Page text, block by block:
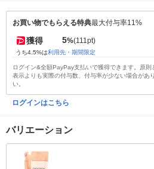
お買い物でもらえる特典最大付与率11%
獲得 5%(111pt)
うち4.5%は利用先・期間限定
ログイン&全額PayPay支払いで獲得できます。原則
表示よりも実際の付与数、付与率が少ない場合があ
い。
ログインはこちら
バリエーション